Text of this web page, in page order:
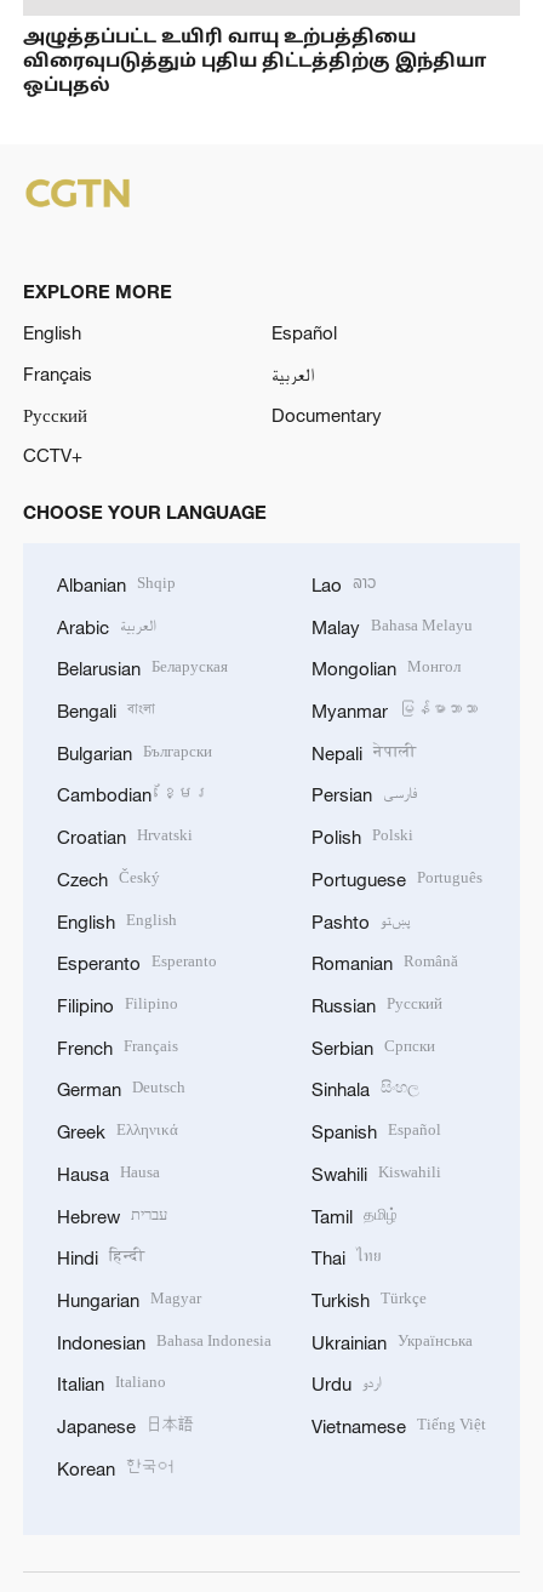
அழுத்தப்பட்ட உயிரி வாயு உற்பத்தியை
விரைவுபடுத்தும் புதிய திட்டத்திற்கு இந்தியா
ஒப்புதல்
EXPLORE MORE
English
Español
Français
العربية
Русский
Documentary
CCTV+
CHOOSE YOUR LANGUAGE
Albanian Shqip
Arabic العربية
Belarusian Беларуская
Bengali বাংলা
Bulgarian Български
Cambodian ខ្មែរ
Croatian Hrvatski
Czech Český
English English
Esperanto Esperanto
Filipino Filipino
French Français
German Deutsch
Greek Ελληνικά
Hausa Hausa
Hebrew עברית
Hindi हिन्दी
Hungarian Magyar
Indonesian Bahasa Indonesia
Italian Italiano
Japanese 日本語
Korean 한국어
Lao ລາວ
Malay Bahasa Melayu
Mongolian Монгол
Myanmar မြန်မာဘာသာ
Nepali नेपाली
Persian فارسی
Polish Polski
Portuguese Português
Pashto پښتو
Romanian Română
Russian Русский
Serbian Српски
Sinhala සිංහල
Spanish Español
Swahili Kiswahili
Tamil தமிழ்
Thai ไทย
Turkish Türkçe
Ukrainian Українська
Urdu اردو
Vietnamese Tiếng Việt